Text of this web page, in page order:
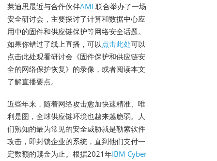
莱迪思最近与合作伙伴AMI 联合举办了一场
安全研讨会，主要探讨了计算和数据中心应
用中的固件和供应链保护等网络安全话题。
如果你错过了线上直播，可以点击此处可以
点击此处观看研讨会《固件保护和供应链安
全的网络保护恢复》的录像，或者阅读本文
了解直播要点。
近些年来，随着网络攻击愈加快速精准、唯
利是图，全球供应链环境也越来越脆弱。人
们熟知的最为常见的安全威胁就是勒索软件
攻击，即封锁企业的系统，直到他们支付一
定数额的赎金为止。根据2021年IBM Cyber